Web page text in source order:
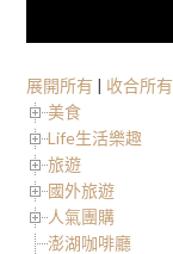
展開所有 | 收合所有
美食
Life生活樂趣
旅遊
國外旅遊
人氣團購
澎湖咖啡廳